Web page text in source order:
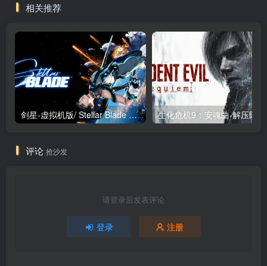
相关推荐
剑星-虚拟机版/ Stellar Blade v1.4.1|Build.19963153 终极版新补丁 送修改器 免安装中文版
评论 抢沙发
请登录后发表评论
登录 注册